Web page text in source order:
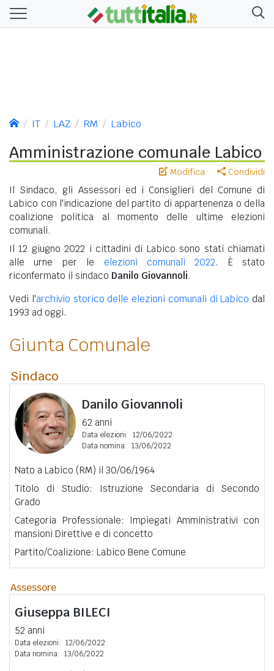
IT LAZ RM Labico
Amministrazione comunale Labico
Modifica Condividi
Il Sindaco, gli Assessori ed i Consiglieri del Comune di
Labico con l'indicazione del partito di appartenenza o della
coalizione politica al momento delle ultime elezioni
comunali.
Il 12 giugno 2022 i cittadini di Labico sono stati chiamati
alle urne per le elezioni comunali 2022. È stato
riconfermato il sindaco Danilo Giovannoli.
Vedi l'archivio storico delle elezioni comunali di Labico dal
1993 ad oggi.
Giunta Comunale
Sindaco
Danilo Giovannoli
62 anni
Data elezioni: 12/06/2022
Data nomina: 13/06/2022
Nato a Labico (RM) il 30/06/1964
Titolo di Studio: Istruzione Secondaria di Secondo
Grado
Categoria Professionale: Impiegati Amministrativi con
mansioni Direttive e di concetto
Partito/Coalizione: Labico Bene Comune
Assessore
Giuseppa BILECI
52 anni
Data elezioni: 12/06/2022
Data nomina: 13/06/2022